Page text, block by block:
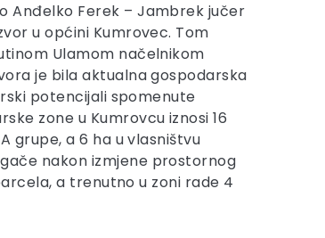
Anđelko Ferek – Jambrek jučer
u općini Kumrovec. Tom
Ulamom načelnikom
je bila aktualna gospodarska
potencijali spomenute
zone u Kumrovcu iznosi 16
grupe, a 6 ha u vlasništvu
nakon izmjene prostornog
a trenutno u zoni rade 4